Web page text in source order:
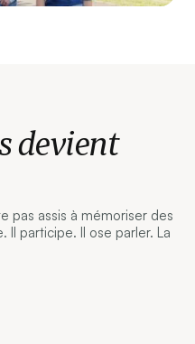
devient
pas assis à mémoriser des
Il participe. Il ose parler. La